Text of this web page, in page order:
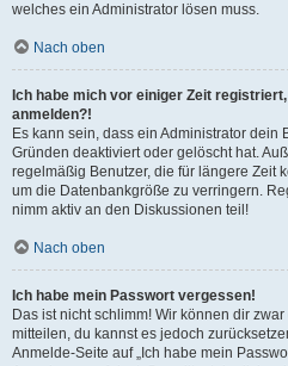
welches ein Administrator lösen muss.
Nach oben
Ich habe mich vor einiger Zeit
anmelden?!
Es kann sein, dass ein Administrator dein
Gründen deaktiviert oder gelöscht hat.
regelmäßig Benutzer, die für längere Zeit
um die Datenbankgröße zu verringern.
nimm aktiv an den Diskussionen teil!
Nach oben
Ich habe mein Passwort vergessen!
Das ist nicht schlimm! Wir können dir
mitteilen, du kannst es jedoch
Anmelde-Seite auf „Ich habe mein